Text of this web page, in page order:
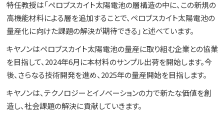
特任教授は「ペロブスカイト太陽電池の層構造の中に、この新規の
高機能材料による層を追加することで、ペロブスカイト太陽電池の
量産化に向けた課題の解決が期待できる」と述べています。
キヤノンはペロブスカイト太陽電池の量産に取り組む企業との協業
を目指して、2024年6月に本材料のサンプル出荷を開始します。今
後、さらなる技術開発を進め、2025年の量産開始を目指します。
キヤノンは、テクノロジーとイノベーションの力で新たな価値を創
造し、社会課題の解決に貢献していきます。